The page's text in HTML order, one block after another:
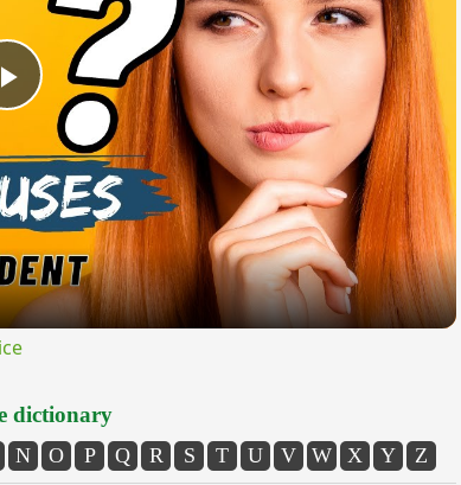
Play
Video
dictionary
N O P Q R S T U V W X Y Z